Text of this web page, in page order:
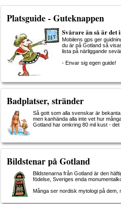
Platsguide - Guteknappen
Svårare än så är det
Mobilens gps ger
du är på Gotland så
lista på närliggande
- Envar sig egen guide!
Badplatser, stränder
Så gott som alla svenskar är
men kanhända alla inte vet hur
Gotland har omkring 80 mil kust - det
Bildstenar på Gotland
Bildstenarna från Gotland är den
födelse, Sveriges enda
Många ser nordisk mytologi på dem,